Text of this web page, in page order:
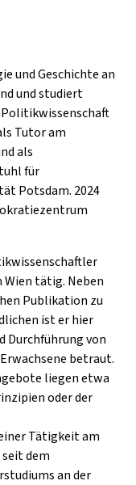
und Geschichte an
und studiert
Tutor am
als
für
Potsdam. 2024
tätig. Neben
Publikation zu
ist er hier
Durchführung von
betraut.
liegen etwa
oder der
Tätigkeit am
dem
an der